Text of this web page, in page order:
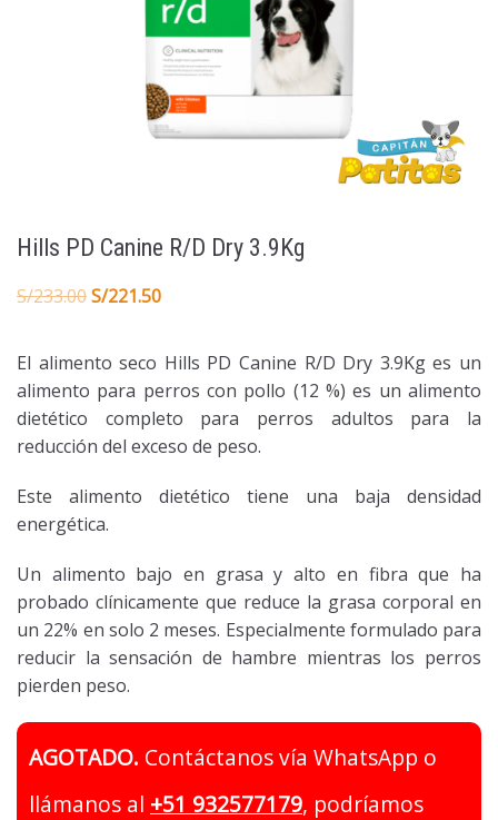
Hills PD Canine R/D Dry 3.9Kg
S/233.00S/221.50
El alimento seco Hills PD Canine R/D Dry 3.9Kg es un
alimento para perros con pollo (12 %) es un alimento
dietético completo para perros adultos para la
reducción del exceso de peso.
Este alimento dietético tiene una baja densidad
energética.
Un alimento bajo en grasa y alto en fibra que ha
probado clínicamente que reduce la grasa corporal en
un 22% en solo 2 meses. Especialmente formulado para
reducir la sensación de hambre mientras los perros
pierden peso.
AGOTADO. Contáctanos vía WhatsApp o
llámanos al +51 932577179, podríamos